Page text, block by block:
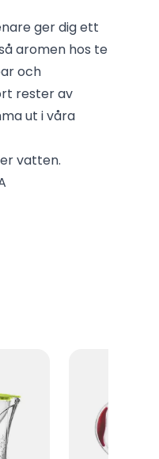
ger dig ett
aromen hos te
och
rester av
ut i våra
vatten.